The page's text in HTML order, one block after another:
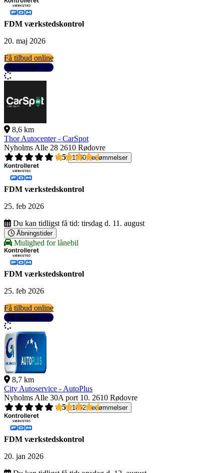
FDM værkstedskontrol
20. maj 2026
Få tilbud online
Se detaljer
8,6 km
Thor Autocenter - CarSpot
Nyholms Alle 28 2610 Rødovre
4,5
1560 bedømmelser
FDM værkstedskontrol
25. feb 2026
Du kan tidligst få tid: tirsdag d. 11. august
Åbningstider
Mulighed for lånebil
FDM værkstedskontrol
25. feb 2026
Få tilbud online
Se detaljer
8,7 km
City Autoservice - AutoPlus
Nyholms Alle 30A port 10. 2610 Rødovre
4,5
1092 bedømmelser
FDM værkstedskontrol
20. jan 2026